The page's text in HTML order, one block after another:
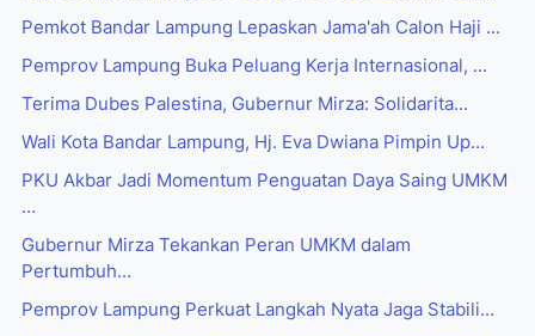
Pemkot Bandar Lampung Lepaskan Jama'ah Calon Haji ...
Pemprov Lampung Buka Peluang Kerja Internasional, ...
Terima Dubes Palestina, Gubernur Mirza: Solidarita...
Wali Kota Bandar Lampung, Hj. Eva Dwiana Pimpin Up...
PKU Akbar Jadi Momentum Penguatan Daya Saing UMKM
...
Gubernur Mirza Tekankan Peran UMKM dalam
Pertumbuh...
Pemprov Lampung Perkuat Langkah Nyata Jaga Stabili...